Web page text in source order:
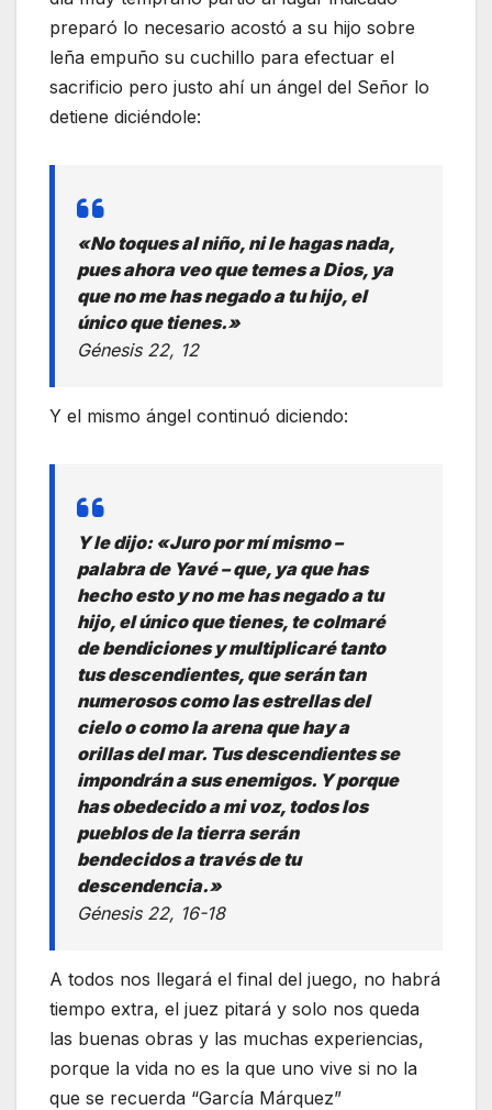
preparó lo necesario acostó a su hijo sobre
leña empuño su cuchillo para efectuar el
sacrificio pero justo ahí un ángel del Señor lo
detiene diciéndole:
«No toques al niño, ni le hagas nada,
pues ahora veo que temes a Dios, ya
que no me has negado a tu hijo, el
único que tienes.»
Génesis 22, 12
Y el mismo ángel continuó diciendo:
Y le dijo: «Juro por mí mismo –
palabra de Yavé – que, ya que has
hecho esto y no me has negado a tu
hijo, el único que tienes, te colmaré
de bendiciones y multiplicaré tanto
tus descendientes, que serán tan
numerosos como las estrellas del
cielo o como la arena que hay a
orillas del mar. Tus descendientes se
impondrán a sus enemigos. Y porque
has obedecido a mi voz, todos los
pueblos de la tierra serán
bendecidos a través de tu
descendencia.»
Génesis 22, 16-18
A todos nos llegará el final del juego, no habrá
tiempo extra, el juez pitará y solo nos queda
las buenas obras y las muchas experiencias,
porque la vida no es la que uno vive si no la
que se recuerda “García Márquez”